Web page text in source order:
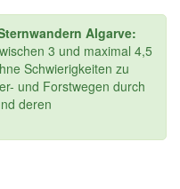
Algarve:
3 und maximal 4,5
Schwierigkeiten zu
und Forstwegen durch
deren